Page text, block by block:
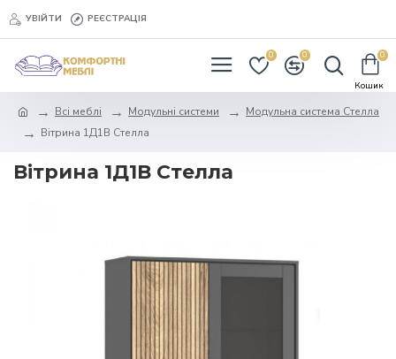
УВІЙТИ РЕЄСТРАЦІЯ
0 0 0
Всі меблі Модульні системи
Модульна система Стелла
Вітрина 1Д1В Стелла
Вітрина 1Д1В Стелла